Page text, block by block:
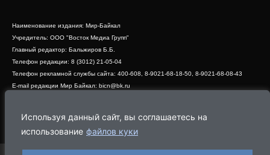
Используя данный сайт, вы соглашаетесь на
использование файлов куки
Наименование издания: Мир-Байкал
Учредитель: ООО "Восток Медиа Групп"
Главный редактор: Бальжиров Б.Б.
Телефон редакции: 8 (3012) 21-05-04
Телефон рекламной службы сайта: 400-608, 8-9021-68-18-50, 8-9021-68-08-43
E-mail редакции Мир Байкал: bicn@bk.ru
Адрес редакции: 670000, г. Улан-Удэ, ул. Профсоюзная, дом 44, офис 1